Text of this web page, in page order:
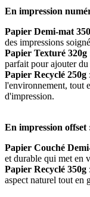
En impression
Papier Demi-mat
des impressions
Papier Texturé 320g
parfait pour ajouter du
Papier Recyclé 250g
l'environnement, tout
d'impression.
En impression offset
Papier Couché
et durable qui met en
Papier Recyclé 350g
aspect naturel tout en